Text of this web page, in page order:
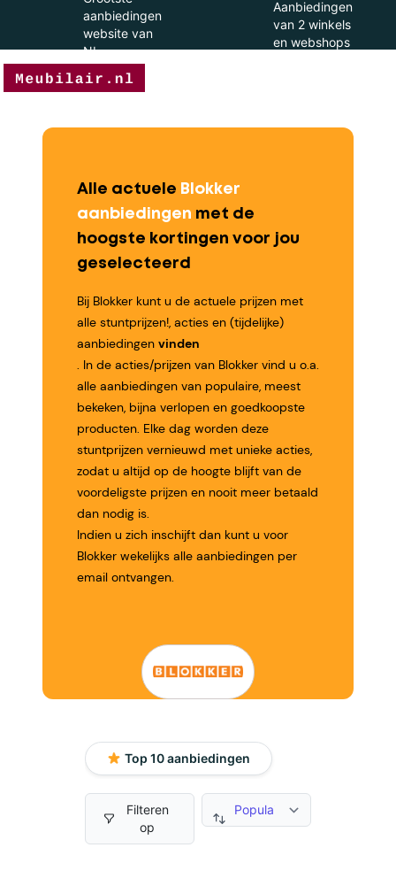
aanbiedingen
website van
NL
Aanbiedingen
van 2 winkels
en webshops
Alle actuele Blokker
aanbiedingen met de
hoogste kortingen voor jou
geselecteerd
Bij Blokker kunt u de actuele prijzen met
alle stuntprijzen!, acties en (tijdelijke)
aanbiedingen vinden
. In de acties/prijzen van Blokker vind u o.a.
alle aanbiedingen van populaire, meest
bekeken, bijna verlopen en goedkoopste
producten. Elke dag worden deze
stuntprijzen vernieuwd met unieke acties,
zodat u altijd op de hoogte blijft van de
voordeligste prijzen en nooit meer betaald
dan nodig is.
Indien u zich inschijft dan kunt u voor
Blokker wekelijks alle aanbiedingen per
email ontvangen.
Top 10 aanbiedingen
Filteren
op